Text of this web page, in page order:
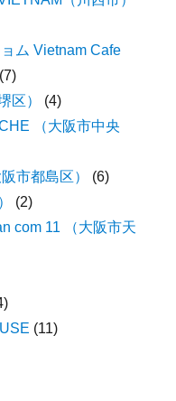
ム Vietnam Cafe
(7)
区）
(4)
（大阪市中央
市都島区）
(6)
(2)
com 11 （大阪市天
(11)